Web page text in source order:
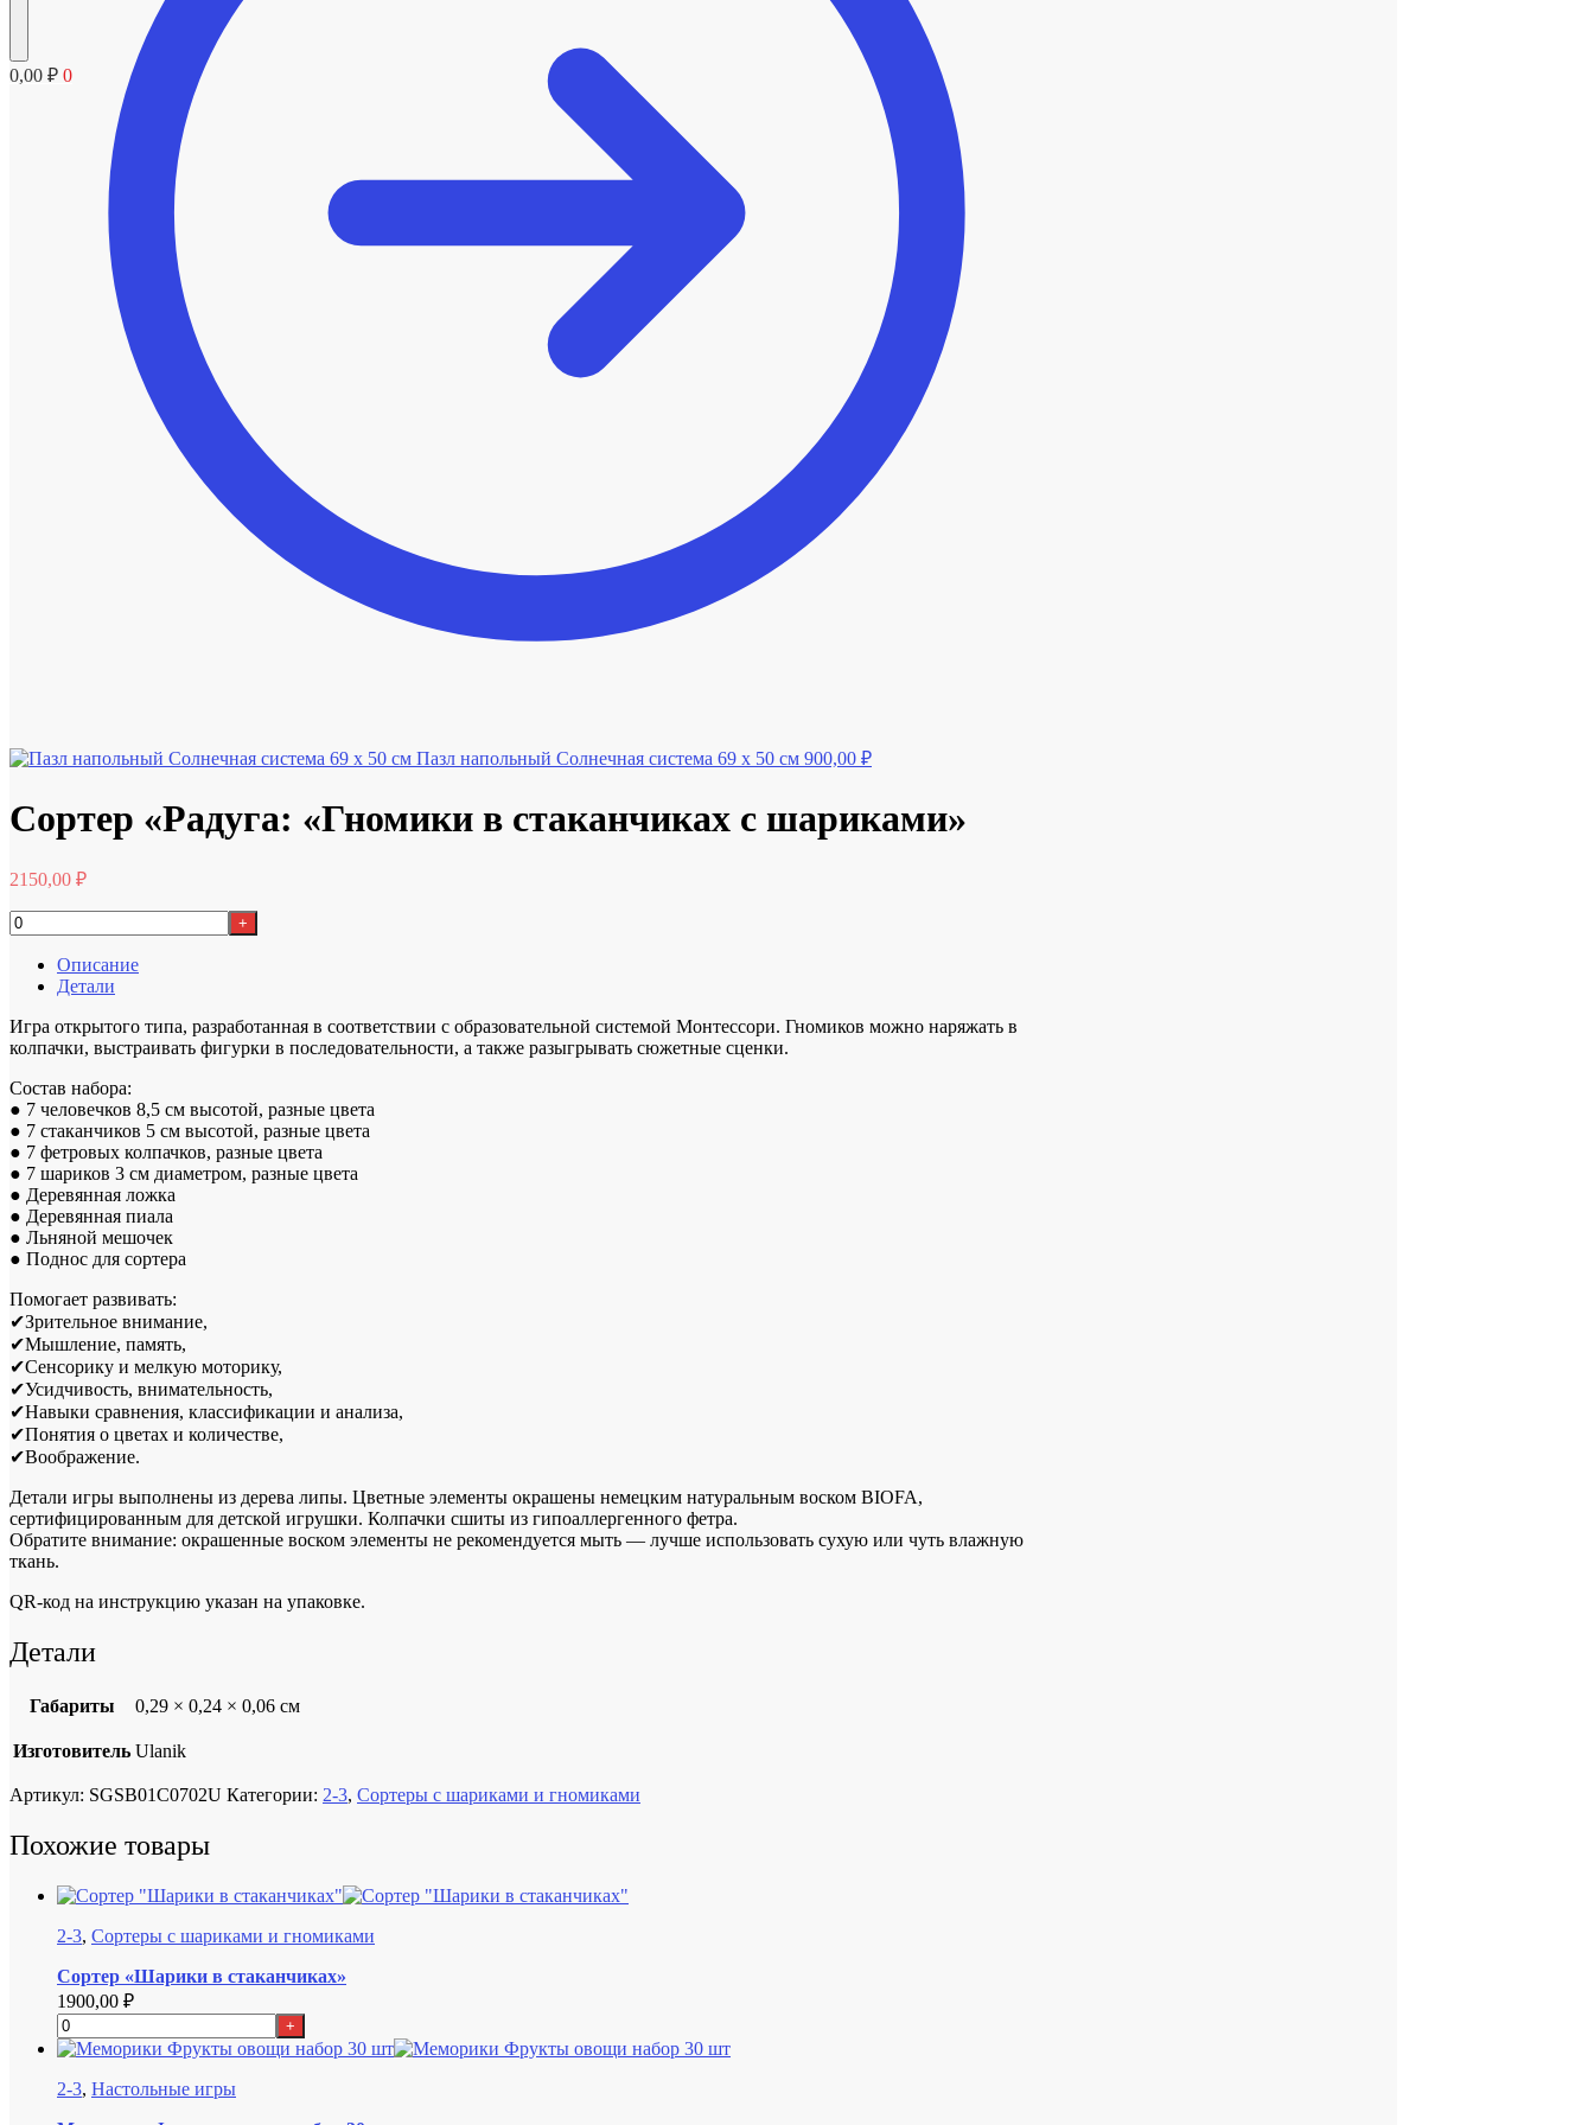
0,00 ₽ 0
Пазл напольный Солнечная система 69 х 50 см 900,00 ₽
Сортер «Радуга: «Гномики в стаканчиках с шариками»
2150,00 ₽
+
Описание
Детали
Игра открытого типа, разработанная в соответствии с образовательной системой Монтессори. Гномиков можно наряжать в
колпачки, выстраивать фигурки в последовательности, а также разыгрывать сюжетные сценки.
Состав набора:
● 7 человечков 8,5 см высотой, разные цвета
● 7 стаканчиков 5 см высотой, разные цвета
● 7 фетровых колпачков, разные цвета
● 7 шариков 3 см диаметром, разные цвета
● Деревянная ложка
● Деревянная пиала
● Льняной мешочек
● Поднос для сортера
Помогает развивать:
✔Зрительное внимание,
✔Мышление, память,
✔Cенсорику и мелкую моторику,
✔Усидчивость, внимательность,
✔Навыки сравнения, классификации и анализа,
✔Понятия о цветах и количестве,
✔Воображение.
Детали игры выполнены из дерева липы. Цветные элементы окрашены немецким натуральным воском BIOFA,
сертифицированным для детской игрушки. Колпачки сшиты из гипоаллергенного фетра.
Обратите внимание: окрашенные воском элементы не рекомендуется мыть — лучше использовать сухую или чуть влажную
ткань.
QR-код на инструкцию указан на упаковке.
Детали
Габариты 0,29 × 0,24 × 0,06 см
Изготовитель Ulanik
Артикул: SGSB01C0702U Категории: 2-3, Сортеры с шариками и гномиками
Похожие товары
2-3, Сортеры с шариками и гномиками
Сортер «Шарики в стаканчиках»
1900,00 ₽
+
2-3, Настольные игры